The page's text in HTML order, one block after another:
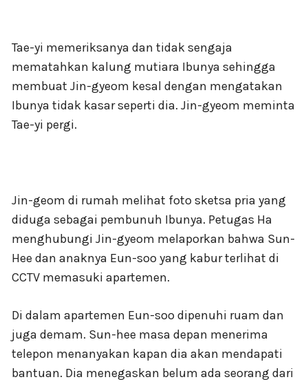
Tae-yi memeriksanya dan tidak sengaja
mematahkan kalung mutiara Ibunya sehingga
membuat Jin-gyeom kesal dengan mengatakan
Ibunya tidak kasar seperti dia. Jin-gyeom meminta
Tae-yi pergi.
Jin-geom di rumah melihat foto sketsa pria yang
diduga sebagai pembunuh Ibunya. Petugas Ha
menghubungi Jin-gyeom melaporkan bahwa Sun-
Hee dan anaknya Eun-soo yang kabur terlihat di
CCTV memasuki apartemen.
Di dalam apartemen Eun-soo dipenuhi ruam dan
juga demam. Sun-hee masa depan menerima
telepon menanyakan kapan dia akan mendapati
bantuan. Dia menegaskan belum ada seorang dari